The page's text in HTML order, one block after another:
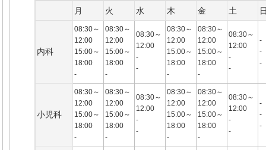
月 火 水 木 金 土
内科
08:30～
12:00
15:00～
18:00
-
08:30～
12:00
15:00～
18:00
-
08:30～
12:00
-
-
08:30～
12:00
15:00～
18:00
-
08:30～
12:00
15:00～
18:00
-
08:30～
12:00
-
-
-
-
-
小児科
08:30～
12:00
15:00～
18:00
-
08:30～
12:00
15:00～
18:00
-
08:30～
12:00
-
-
08:30～
12:00
15:00～
18:00
-
08:30～
12:00
15:00～
18:00
-
08:30～
12:00
-
-
-
-
-